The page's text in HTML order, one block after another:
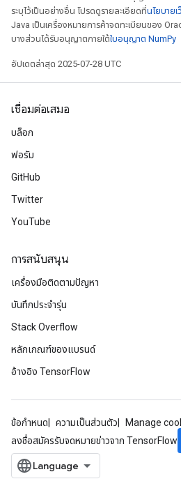
ระบุไว้เป็นอย่างอื่น โปรดดูรายละเอียดที่นโยบาย
Java เป็นเครื่องหมายการค้าจดทะเบียนของ
บางส่วนได้รับอนุญาตภายใต้ใบอนุญาต NumPy
อัปเดตล่าสุด 2025-07-28 UTC
เชื่อมต่อเสมอ
บล็อก
ฟอรัม
GitHub
Twitter
YouTube
การสนับสนุน
เครื่องมือติดตามปัญหา
บันทึกประจำรุ่น
Stack Overflow
หลักเกณฑ์ของแบรนด์
อ้างอิง TensorFlow
ข้อกำหนด ความเป็นส่วนตัว
Manage
ลงชื่อสมัครรับจดหมายข่าวจาก TensorFlow